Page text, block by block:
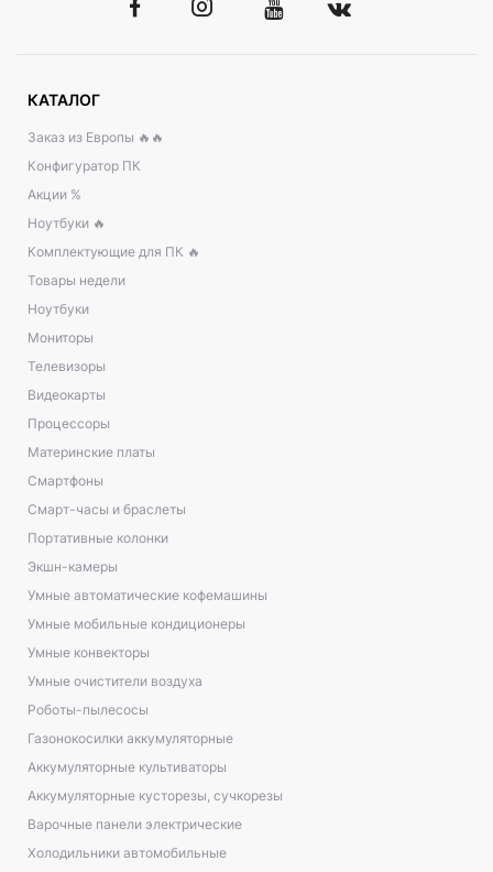
КАТАЛОГ
Заказ из Европы 🔥🔥
Конфигуратор ПК
Акции %
Ноутбуки 🔥
Комплектующие для ПК 🔥
Товары недели
Ноутбуки
Мониторы
Телевизоры
Видеокарты
Процессоры
Материнские платы
Смартфоны
Смарт-часы и браслеты
Портативные колонки
Экшн-камеры
Умные автоматические кофемашины
Умные мобильные кондиционеры
Умные конвекторы
Умные очистители воздуха
Роботы-пылесосы
Газонокосилки аккумуляторные
Аккумуляторные культиваторы
Аккумуляторные кусторезы, сучкорезы
Варочные панели электрические
Холодильники автомобильные